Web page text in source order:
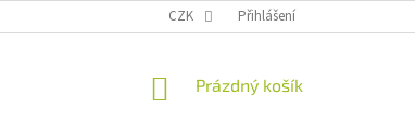
CZK Přihlášení
NÁKUPNÍ
Prázdný košík